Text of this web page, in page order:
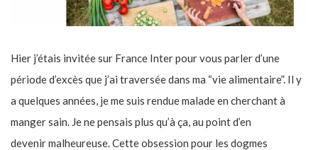
Hier j’étais invitée sur France Inter pour vous parler d’une
période d’excès que j’ai traversée dans ma “vie alimentaire”. Il y
a quelques années, je me suis rendue malade en cherchant à
manger sain. Je ne pensais plus qu’à ça, au point d’en
devenir malheureuse. Cette obsession pour les dogmes